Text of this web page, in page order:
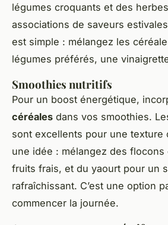
légumes croquants et des
associations de saveurs
est simple : mélangez les
légumes préférés, une
Smoothies nutritifs
Pour un boost énergétique,
céréales dans vos smoothies.
sont excellents pour une texture
une idée : mélangez des
fruits frais, et du yaourt pour un
rafraîchissant. C’est une option
commencer la journée.